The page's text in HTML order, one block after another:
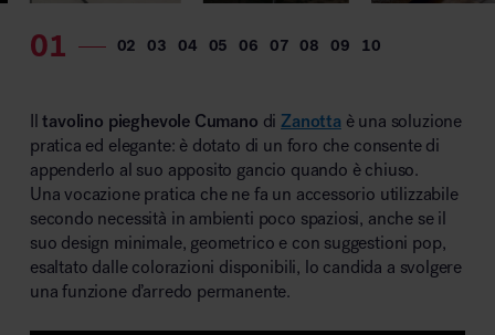
Iltavolino pieghevole Cumano di Zanotta è una soluzione
pratica ed elegante: è dotato di un foro che consente di
appenderlo al suo apposito gancio quando è chiuso.
Una vocazione pratica che ne fa un accessorio utilizzabile
secondo necessità in ambienti poco spaziosi, anche se il
suo design minimale, geometrico e con suggestioni pop,
esaltato dalle colorazioni disponibili, lo candida a svolgere
una funzione d’arredo permanente.